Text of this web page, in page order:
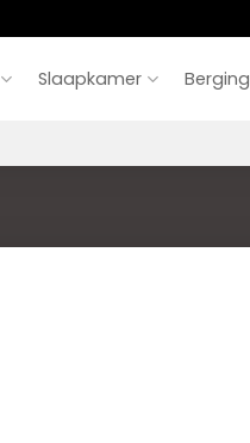
Slaapkamer Berging